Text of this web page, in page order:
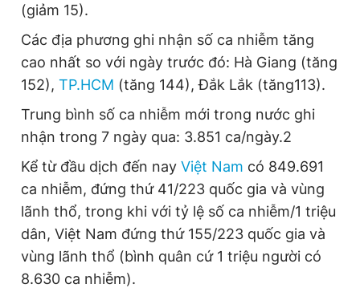
(giảm 15).
Các địa phương ghi nhận số ca nhiễm tăng
cao nhất so với ngày trước đó: Hà Giang (tăng
152), TP.HCM (tăng 144), Đắk Lắk (tăng113).
Trung bình số ca nhiễm mới trong nước ghi
nhận trong 7 ngày qua: 3.851 ca/ngày.2
Kể từ đầu dịch đến nay Việt Nam có 849.691
ca nhiễm, đứng thứ 41/223 quốc gia và vùng
lãnh thổ, trong khi với tỷ lệ số ca nhiễm/1 triệu
dân, Việt Nam đứng thứ 155/223 quốc gia và
vùng lãnh thổ (bình quân cứ 1 triệu người có
8.630 ca nhiễm).